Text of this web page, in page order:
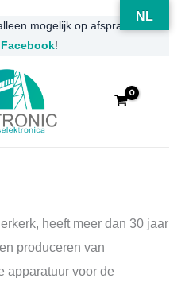
mogelijk op afspraak
Facebook!
heeft meer dan 30 jaar
produceren van
apparatuur voor de
NL